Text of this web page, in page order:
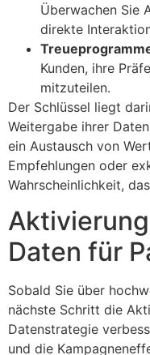
Überwachen Sie
direkte
Kunden, ihre
mitzuteilen.
Der Schlüssel liegt
Weitergabe ihrer
ein Austausch von
Empfehlungen oder
Wahrscheinlichkeit,
Daten für
Sobald Sie über
nächste Schritt die
Datenstrategie
und die